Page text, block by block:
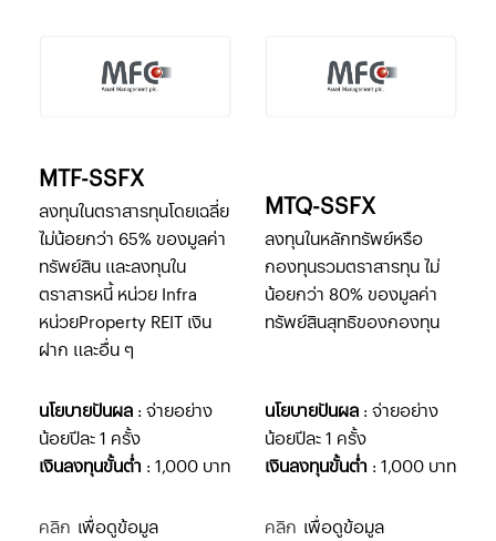
MTF-SSFX
ลงทุนในตราสารทุนโดยเฉลี่ย
ไม่น้อยกว่า 65% ของมูลค่า
ทรัพย์สิน และลงทุนใน
ตราสารหนี้ หน่วย Infra
หน่วยProperty REIT เงิน
ฝาก และอื่น ๆ
MTQ-SSFX
ลงทุนในหลักทรัพย์หรือ
กองทุนรวมตราสารทุน ไม่
น้อยกว่า 80% ของมูลค่า
ทรัพย์สินสุทธิของกองทุน
นโยบายปันผล : จ่ายอย่าง
น้อยปีละ 1 ครั้ง
เงินลงทุนขั้นต่ำ : 1,000 บาท
นโยบายปันผล : จ่ายอย่าง
น้อยปีละ 1 ครั้ง
เงินลงทุนขั้นต่ำ : 1,000 บาท
คลิก เพื่อดูข้อมูล คลิก เพื่อดูข้อมูล